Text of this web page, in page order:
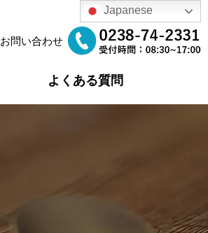
お問い合わせ
Japanese
よくある質問